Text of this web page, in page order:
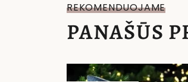
REKOMENDUOJAME
PANAŠŪS